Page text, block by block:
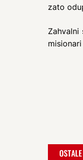
zato